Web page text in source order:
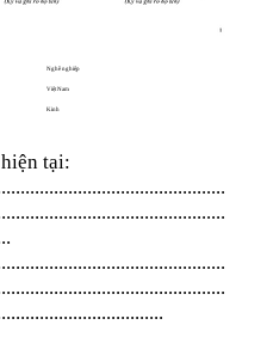
Nghề nghiệp
Việt Nam
Kinh
tại: